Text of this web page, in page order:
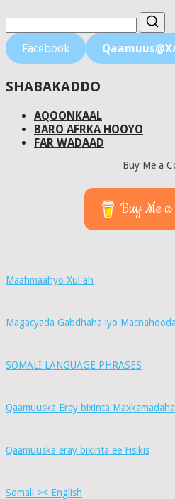
Facebook
SHABAKADDO
AQOONKAAL
BARO AFRKA HOOYO
FAR WADAAD
Buy Me a
Buy Me a
Maahmaahyo Xul ah
Magacyada Gabdhaha iyo Macnahooda
SOMALI LANGUAGE PHRASES
Qaamuuska Erey bixinta
Qaamuuska eray bixinta ee Fisikis
Somali >< English